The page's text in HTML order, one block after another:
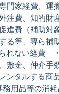
門家経費、運
注費、知的財
進費（補助対
る等、専ら補
れない経費
敷金、仲介手
ンタルする商
務用品等の消